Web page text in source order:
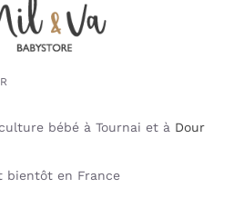
bébé à Tournai et à Dour
bientôt en France